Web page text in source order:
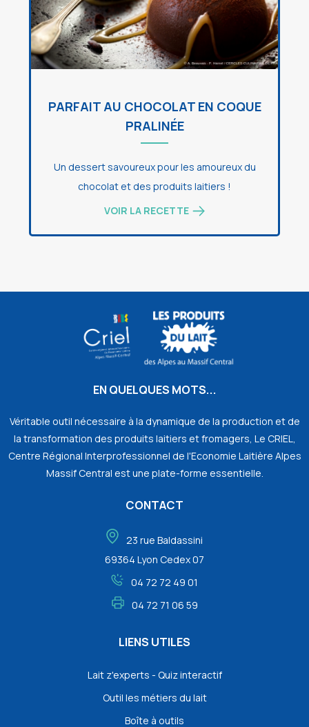
PARFAIT AU CHOCOLAT EN COQUE
PRALINÉE
Un dessert savoureux pour les amoureux du
chocolat et des produits laitiers !
VOIR LA RECETTE
EN QUELQUES MOTS...
Véritable outil nécessaire à la dynamique de la production et de
la transformation des produits laitiers et fromagers, Le CRIEL,
Centre Régional Interprofessionnel de l'Economie Laitière Alpes
Massif Central est une plate-forme essentielle.
CONTACT
23 rue Baldassini
69364 Lyon Cedex 07
04 72 72 49 01
04 72 71 06 59
LIENS UTILES
Lait z'experts - Quiz interactif
Outil les métiers du lait
Boîte à outils